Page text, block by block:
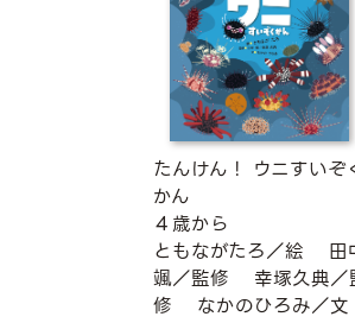
たんけん！ ウニすいぞ
かん
４歳から
ともながたろ／絵
田
颯／監修
幸塚久典／
修
なかのひろみ／文